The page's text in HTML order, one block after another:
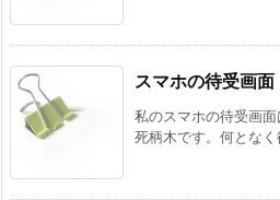
スマホの待受画面
私のスマホの待受画面
死柄木です。何とな